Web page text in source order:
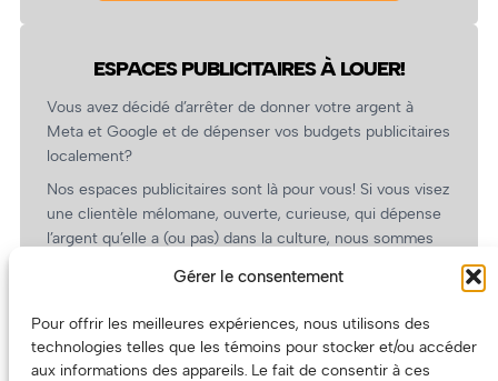
Gérer le consentement
Pour offrir les meilleures expériences, nous utilisons des
technologies telles que les témoins pour stocker et/ou accéder
aux informations des appareils. Le fait de consentir à ces
ESPACES PUBLICITAIRES À LOUER!
Vous avez décidé d’arrêter de donner votre argent à
Meta et Google et de dépenser vos budgets publicitaires
localement?
Nos espaces publicitaires sont là pour vous! Si vous visez
une clientèle mélomane, ouverte, curieuse, qui dépense
l’argent qu’elle a (ou pas) dans la culture, nous sommes
revient.
(Oui, on va avoir des tarifs spéciaux pour vous, les